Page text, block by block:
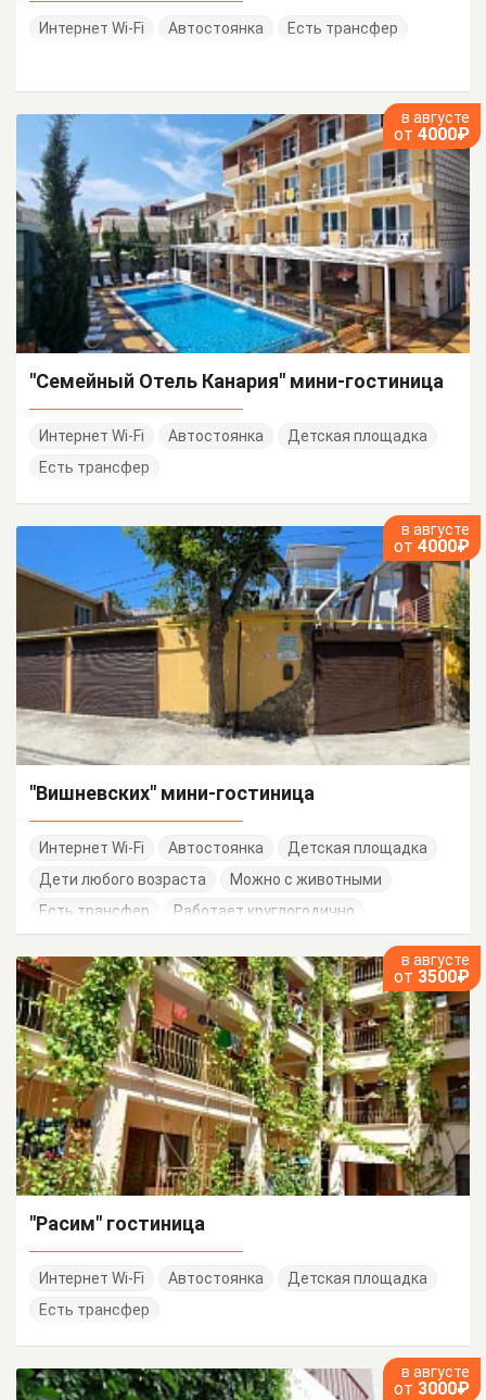
Интернет Wi-Fi Автостоянка Есть трансфер
в августе
от 4000₽
"Семейный Отель Канария" мини-гостиница
Интернет Wi-Fi Автостоянка
Детская площадка
Есть трансфер
в августе
от 4000₽
"Вишневских" мини-гостиница
Интернет Wi-Fi Автостоянка
Детская площадка
Дети любого возраста
Можно с животными
Есть трансфер
Работает круглогодично
в августе
от 3500₽
"Расим" гостиница
Интернет Wi-Fi Автостоянка
Детская площадка
Есть трансфер
в августе
от 3000₽